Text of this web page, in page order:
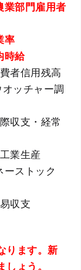
業部門雇用者
率
時給
者信用残高
ッチャー調
収支・経常
業生産
ーストック
収支
ります。新
ょう。